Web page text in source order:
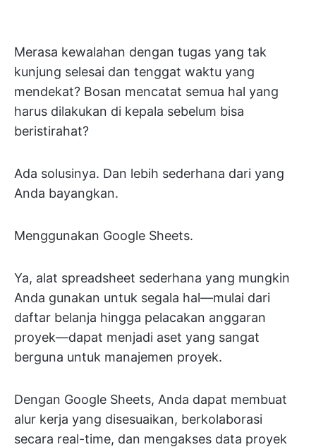
Merasa kewalahan dengan tugas yang tak
kunjung selesai dan tenggat waktu yang
mendekat? Bosan mencatat semua hal yang
harus dilakukan di kepala sebelum bisa
beristirahat?
Ada solusinya. Dan lebih sederhana dari yang
Anda bayangkan.
Menggunakan Google Sheets.
Ya, alat spreadsheet sederhana yang mungkin
Anda gunakan untuk segala hal—mulai dari
daftar belanja hingga pelacakan anggaran
proyek—dapat menjadi aset yang sangat
berguna untuk manajemen proyek.
Dengan Google Sheets, Anda dapat membuat
alur kerja yang disesuaikan, berkolaborasi
secara real-time, dan mengakses data proyek